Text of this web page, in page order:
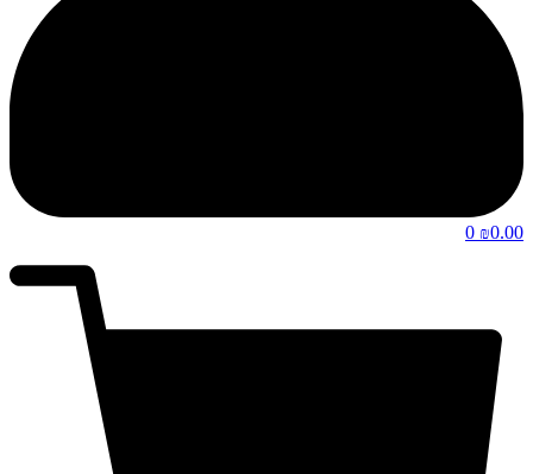
₪0.00
0